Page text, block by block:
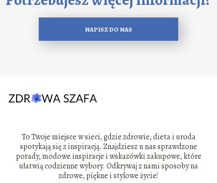
NAPISZ DO NAS
To Twoje miejsce w sieci, gdzie zdrowie, dieta i uroda
spotykają się z inspiracją. Znajdziesz u nas sprawdzone
porady, modowe inspiracje i wskazówki zakupowe, które
ułatwią codzienne wybory. Odkrywaj z nami sposoby na
zdrowe, piękne i stylowe życie!